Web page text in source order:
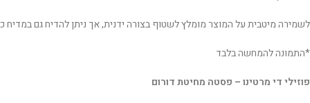
לשמירה מיטבית על המוצר מומלץ לשטוף בצורה ידנית, אך ניתן להדיח גם במדיח
*התמונה להמחשה בלבד
פוזילי די מרטינו – פסטה מחיטת דורום